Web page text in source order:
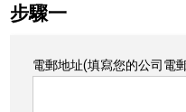
步驟一
電郵地址(填寫您的公司電